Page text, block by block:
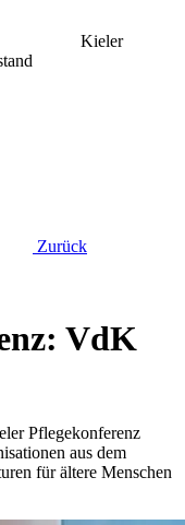
Kieler
Zurück
VdK
Pflegekonferenz
aus dem
für ältere Menschen